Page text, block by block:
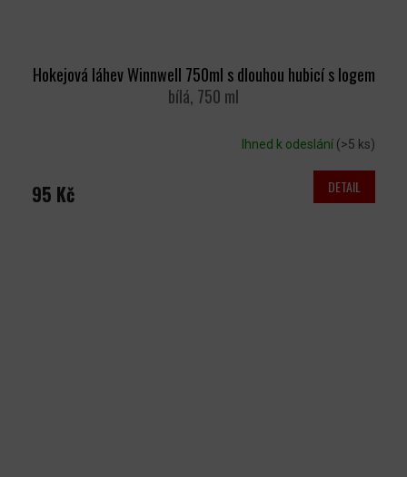
Hokejová láhev Winnwell 750ml s dlouhou hubicí s logem
bílá, 750 ml
Ihned k odeslání (>5 ks)
95 Kč DETAIL